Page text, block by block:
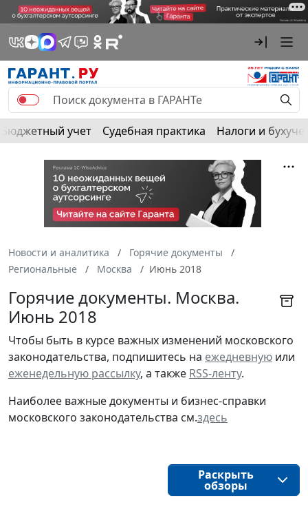
Бюджетный учет Судебная практика Налоги и
Новости и аналитика
Горячие документы
Региональные
Москва Июнь 2018
Горячие документы. Москва.
Июнь 2018
Чтобы быть в курсе важных изменений московского
законодательства, подпишитесь на ежедневную или
еженедельную рассылку, а также RSS-ленту.
Наиболее важные документы и бизнес-справки
московского законодательства см.здесь
Раскрыть
обзоры